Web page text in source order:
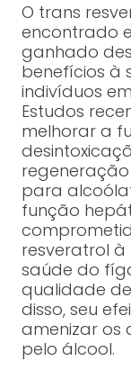
O trans
encontrado
ganhado
benefícios à
indivíduos
Estudos
melhorar a
regeneração
para
função
resveratrol
saúde do
qualidade
disso, seu
amenizar os
pelo álcool.